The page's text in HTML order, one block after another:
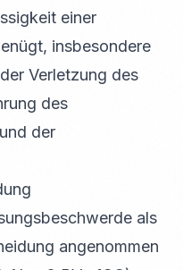
einer
insbesondere
Verletzung des
des
der
als
angenommen